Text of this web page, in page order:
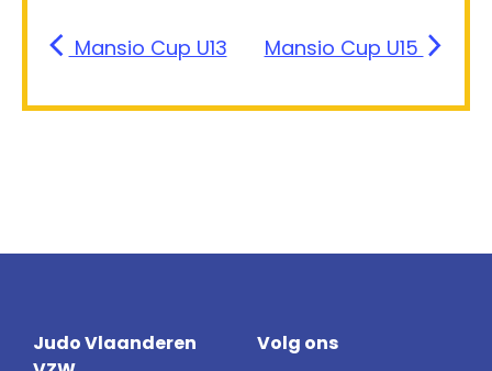
Mansio Cup U13 Mansio Cup U15
Judo Vlaanderen
Volg ons